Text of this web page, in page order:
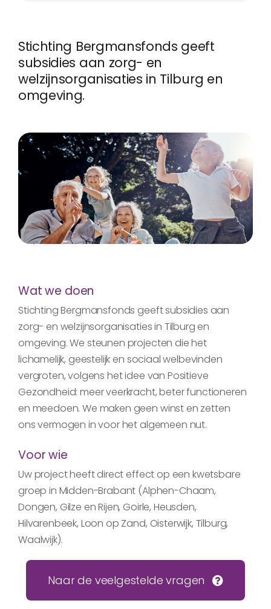
Stichting Bergmansfonds geeft
subsidies aan zorg- en
welzijnsorganisaties in Tilburg en
omgeving.
Wat we doen
Stichting Bergmansfonds geeft subsidies aan
zorg- en welzijnsorganisaties in Tilburg en
omgeving. We steunen projecten die het
lichamelijk, geestelijk en sociaal welbevinden
vergroten, volgens het idee van Positieve
Gezondheid: meer veerkracht, beter functioneren
en meedoen. We maken geen winst en zetten
ons vermogen in voor het algemeen nut.
Voor wie
Uw project heeft direct effect op een kwetsbare
groep in Midden-Brabant (Alphen-Chaam,
Dongen, Gilze en Rijen, Goirle, Heusden,
Hilvarenbeek, Loon op Zand, Oisterwijk, Tilburg,
Waalwijk).
Naar de veelgestelde vragen